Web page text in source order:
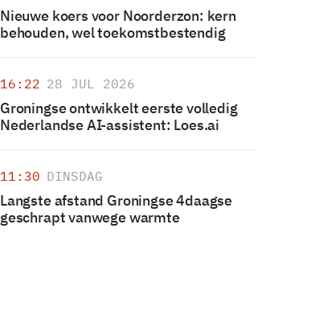
Nieuwe koers voor Noorderzon: kern
behouden, wel toekomstbestendig
16:22 28 JUL 2026
Groningse ontwikkelt eerste volledig
Nederlandse AI-assistent: Loes.ai
11:30 DINSDAG
Langste afstand Groningse 4daagse
geschrapt vanwege warmte